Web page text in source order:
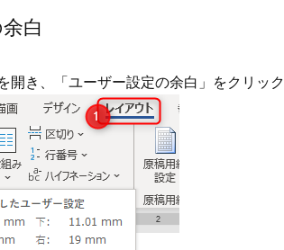
白
開き、「ユーザー設定の余白」をクリック